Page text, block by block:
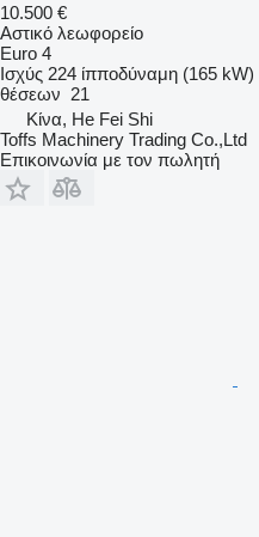
10.500 €
Αστικό λεωφορείο
Euro 4
Ισχύς 224 ίπποδύναμη (165 kW)
θέσεων 21
Κίνα, He Fei Shi
Toffs Machinery Trading Co.,Ltd
Επικοινωνία με τον πωλητή